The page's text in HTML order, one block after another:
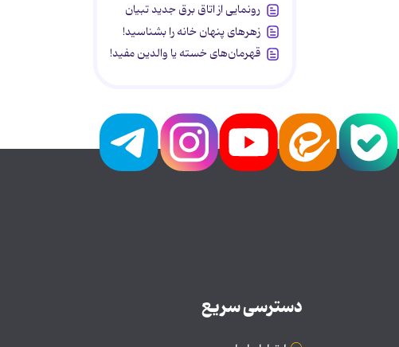
رونمایی از اتاق برق جدید تبیان
زهرهای پنهان خانه را بشناسید!
قهرمان‌های خسته یا والدین مفید!
دسترسی سریع